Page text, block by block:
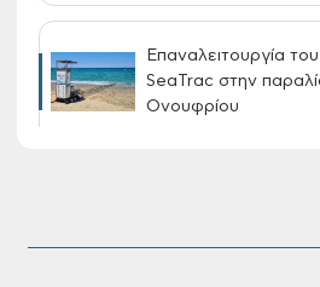
Επαναλειτουργία
SeaTrac στην
Ονουφρίου
πίνακες της